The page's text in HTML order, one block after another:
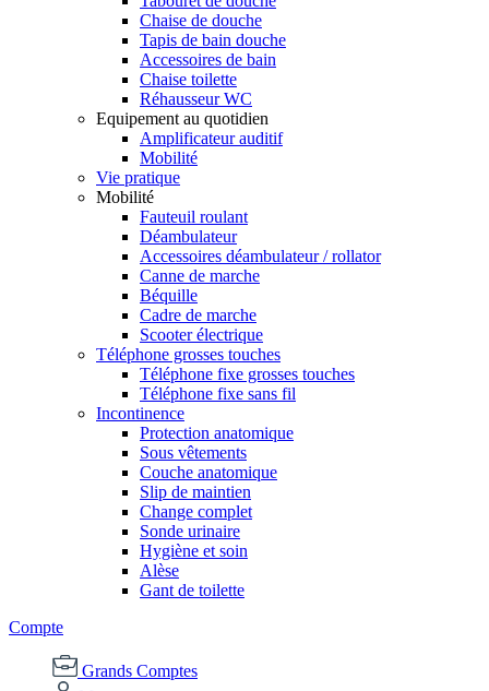
Chaise de douche
Tapis de bain douche
Accessoires de bain
Chaise toilette
Réhausseur WC
Equipement au quotidien
Amplificateur auditif
Mobilité
Vie pratique
Mobilité
Fauteuil roulant
Déambulateur
Accessoires déambulateur / rollator
Canne de marche
Béquille
Cadre de marche
Scooter électrique
Téléphone grosses touches
Téléphone fixe grosses touches
Téléphone fixe sans fil
Incontinence
Protection anatomique
Sous vêtements
Couche anatomique
Slip de maintien
Change complet
Sonde urinaire
Hygiène et soin
Alèse
Gant de toilette
Compte
Grands Comptes